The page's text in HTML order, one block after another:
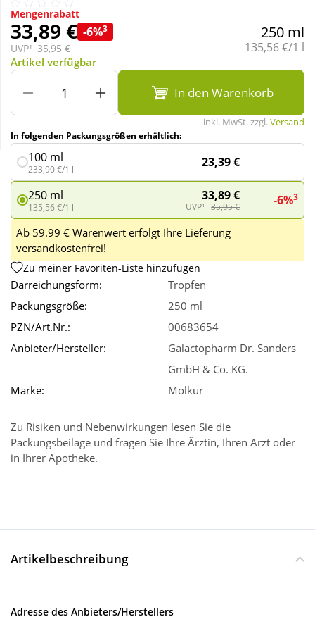
Sanitätshaus
Sport & Fitness
Tierbedarf
Wellness
Mengenrabatt
33,89 € -6%3
UVP¹ 35,95 €
250 ml
Grundpreis:
135,56 €/1 l
Artikel verfügbar
In den Warenkorb
inkl. MwSt. zzgl.Versand
In folgenden Packungsgrößen erhältlich:
100 ml
233,90 €/1 l 23,39 €
250 ml
135,56 €/1 l
33,89 €
UVP¹ 35,95 € -6%3
Ab 59.99 € Warenwert erfolgt Ihre Lieferung
versandkostenfrei!
Zu meiner Favoriten-Liste hinzufügen
Darreichungsform:
Tropfen
Packungsgröße:
250 ml
PZN/Art.Nr.:
00683654
Anbieter/Hersteller:
Galactopharm Dr. Sanders
GmbH & Co. KG.
Marke:
Molkur
Zu Risiken und Nebenwirkungen lesen Sie die
Packungsbeilage und fragen Sie Ihre Ärztin, Ihren Arzt oder
in Ihrer Apotheke.
Artikelbeschreibung
Adresse des Anbieters/Herstellers